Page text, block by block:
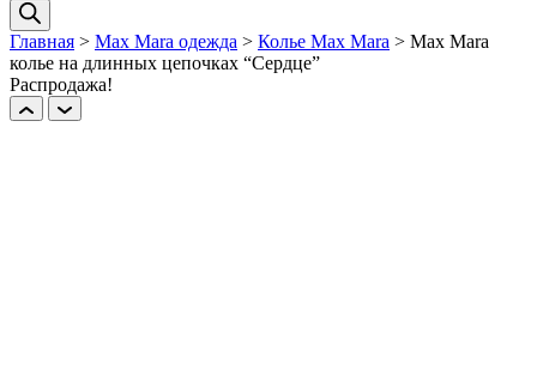
товаров
Главная > Max Mara одежда > Колье Max Mara > Max Mara
колье на длинных цепочках “Сердце”
Распродажа!